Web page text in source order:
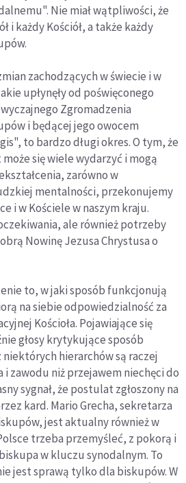
Nie miał wątpliwości, że
i każdy Kościół, a także każdy
zachodzących w świecie i w
upłynęły od poświęconego
Zgromadzenia
i będącej jego owocem
to bardzo długi okres. O tym, że
się wiele wydarzyć i mogą
zarówno w
mentalności, przekonujemy
i w Kościele w naszym kraju.
ale również potrzeby
Nowinę Jezusa Chrystusa o
to, w jaki sposób funkcjonują
na siebie odpowiedzialność za
Kościoła. Pojawiające się
głosy krytykujące sposób
niektórych hierarchów są raczej
i zawodu niż przejawem niechęci do
sygnał, że postulat zgłoszony na
kard. Mario Grecha, sekretarza
jest aktualny również w
trzeba przemyśleć, z pokorą i
w kluczu synodalnym. To
jest sprawą tylko dla biskupów. W